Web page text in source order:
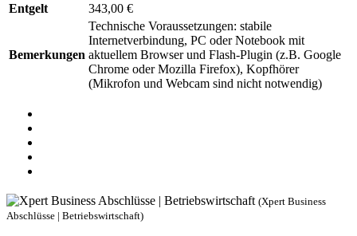
Entgelt 343,00 €
Bemerkungen
Technische Voraussetzungen: stabile
Internetverbindung, PC oder Notebook mit
aktuellem Browser und Flash-Plugin (z.B. Google
Chrome oder Mozilla Firefox), Kopfhörer
(Mikrofon und Webcam sind nicht notwendig)
(Xpert Business
Abschlüsse | Betriebswirtschaft)